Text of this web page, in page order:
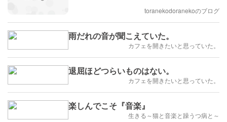
toranekodoranekoのブログ
雨だれの音が聞こえていた。
カフェを開きたいと思っていた。
退屈ほどつらいものはない。
カフェを開きたいと思っていた。
楽しんでこそ『音楽』
生きる～猫と音楽と躁うつ病と～